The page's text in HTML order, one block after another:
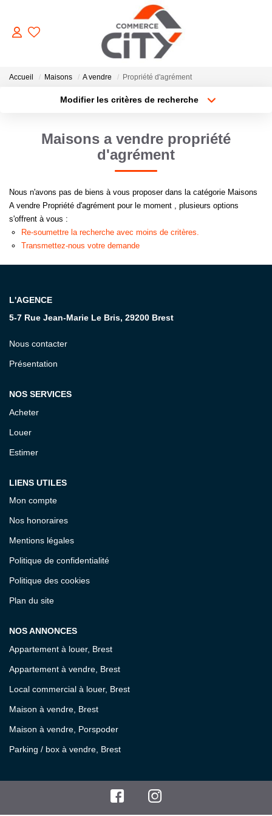
ACHETER
LOUER
ESTIMER
Accueil Maisons A vendre Propriété d'agrément
Modifier les critères de recherche
Type de bien
Surface min
Créer une alerte
Maisons a vendre propriété
d'agrément
Nous n'avons pas de biens à vous proposer dans la catégorie Maisons
A vendre Propriété d'agrément pour le moment , plusieurs options
s'offrent à vous :
Re-soumettre la recherche avec moins de critères.
Transmettez-nous votre demande
L'AGENCE
5-7 Rue Jean-Marie Le Bris, 29200 Brest
Nous contacter
Présentation
NOS SERVICES
Acheter
Louer
Estimer
LIENS UTILES
Mon compte
Nos honoraires
Mentions légales
Politique de confidentialité
Politique des cookies
Plan du site
NOS ANNONCES
Appartement à louer, Brest
Appartement à vendre, Brest
Local commercial à louer, Brest
Maison à vendre, Brest
Maison à vendre, Porspoder
Parking / box à vendre, Brest